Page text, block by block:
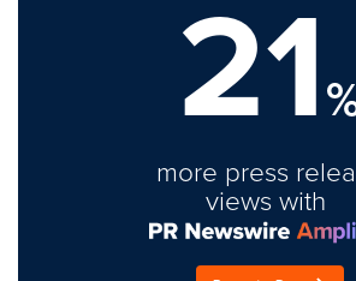
21
more press
views with